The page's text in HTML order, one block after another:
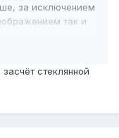
за исключением
так и
стеклянной